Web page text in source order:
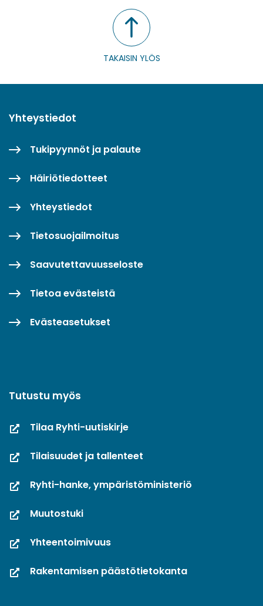
TAKAISIN YLÖS
Yhteystiedot
Tukipyynnöt ja palaute
Häiriötiedotteet
Yhteystiedot
Tietosuojailmoitus
Saavutettavuusseloste
Tietoa evästeistä
Evästeasetukset
Tutustu myös
Tilaa Ryhti-uutiskirje
Tilaisuudet ja tallenteet
Ryhti-hanke, ympäristöministeriö
Muutostuki
Yhteentoimivuus
Rakentamisen päästötietokanta